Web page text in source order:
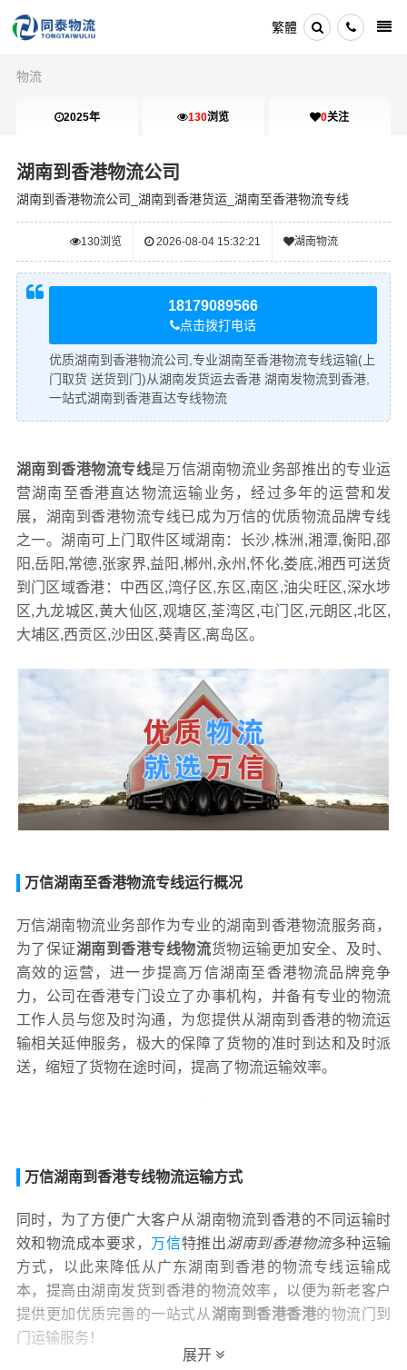
繁體
物流
2025年 130浏览 0关注
湖南到香港物流公司
湖南到香港物流公司_湖南到香港货运_湖南至香港物流专线
130浏览 2026-08-04 15:32:21 湖南物流
18179089566
点击拨打电话
优质湖南到香港物流公司,专业湖南至香港物流专线运输(上
门取货 送货到门)从湖南发货运去香港 湖南发物流到香港,
一站式湖南到香港直达专线物流
湖南到香港物流专线是万信湖南物流业务部推出的专业运
营湖南至香港直达物流运输业务，经过多年的运营和发
展，湖南到香港物流专线已成为万信的优质物流品牌专线
之一。湖南可上门取件区域湖南：长沙,株洲,湘潭,衡阳,邵
阳,岳阳,常德,张家界,益阳,郴州,永州,怀化,娄底,湘西可送货
到门区域香港：中西区,湾仔区,东区,南区,油尖旺区,深水埗
区,九龙城区,黄大仙区,观塘区,荃湾区,屯门区,元朗区,北区,
大埔区,西贡区,沙田区,葵青区,离岛区。
万信湖南至香港物流专线运行概况
万信湖南物流业务部作为专业的湖南到香港物流服务商，
为了保证湖南到香港专线物流货物运输更加安全、及时、
高效的运营，进一步提高万信湖南至香港物流品牌竞争
力，公司在香港专门设立了办事机构，并备有专业的物流
工作人员与您及时沟通，为您提供从湖南到香港的物流运
输相关延伸服务，极大的保障了货物的准时到达和及时派
送，缩短了货物在途时间，提高了物流运输效率。
万信湖南到香港专线物流运输方式
同时，为了方便广大客户从湖南物流到香港的不同运输时
效和物流成本要求， 万信特推出湖南到香港物流多种运输
方式，以此来降低从广东湖南到香港的物流专线运输成
本，提高由湖南发货到香港的物流效率，以便为新老客户
提供更加优质完善的一站式从湖南到香港香港的物流门到
门运输服务！
展开